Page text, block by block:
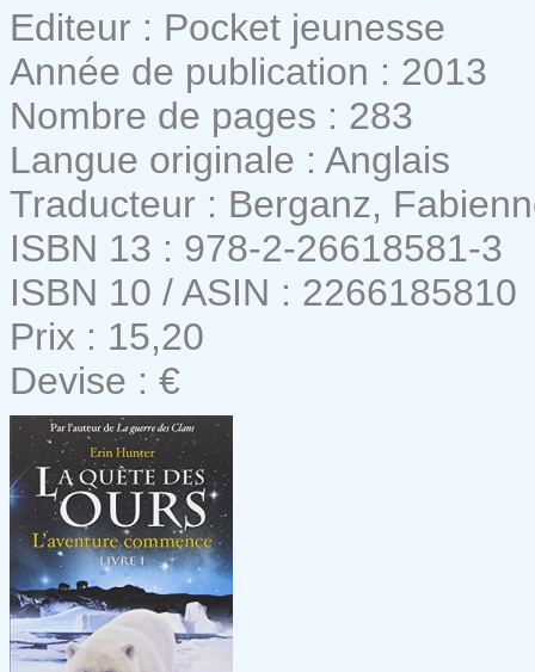
Editeur : Pocket jeunesse
Année de publication : 2013
Nombre de pages : 283
Langue originale : Anglais
Traducteur : Berganz,
ISBN 13 : 978-2-26618581-3
ISBN 10 / ASIN : 2266185810
Prix : 15,20
Devise : €